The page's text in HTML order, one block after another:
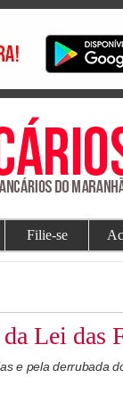
Filie-se
Lei das
e pela derrubada